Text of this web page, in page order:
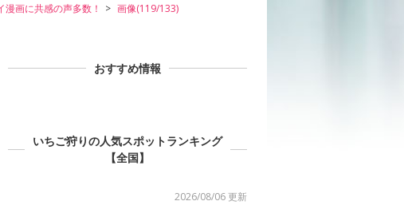
画に共感の声多数！ 画像(119/133)
おすすめ情報
いちご狩りの人気スポットランキング
【全国】
2026/08/06 更新